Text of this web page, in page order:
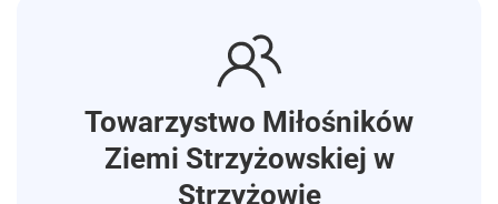
Towarzystwo Miłośników
Ziemi Strzyżowskiej w
Strzyżowie